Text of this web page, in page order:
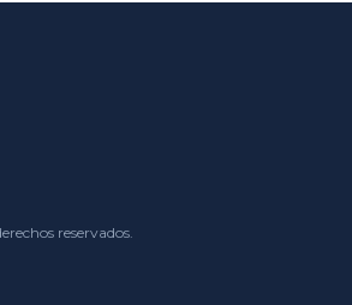
reservados.